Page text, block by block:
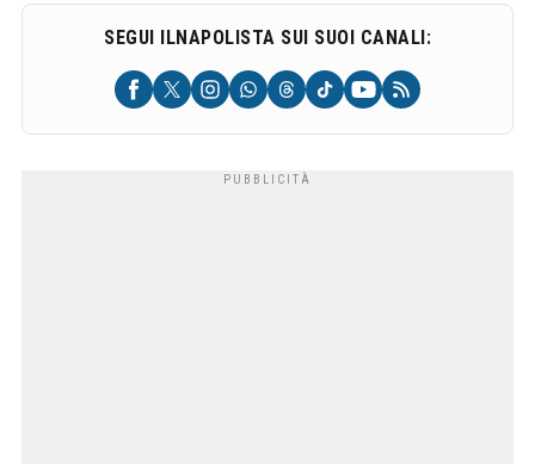
SEGUI ILNAPOLISTA SUI SUOI CANALI: